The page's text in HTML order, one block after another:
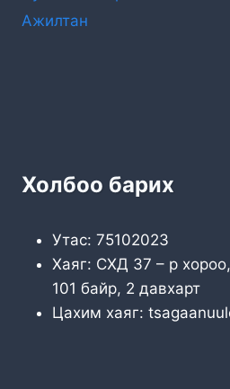
Ажилтан
Холбоо барих
Утас: 75102023
Хаяг: СХД 37 – р
101 байр, 2 давхарт
Цахим хаяг: